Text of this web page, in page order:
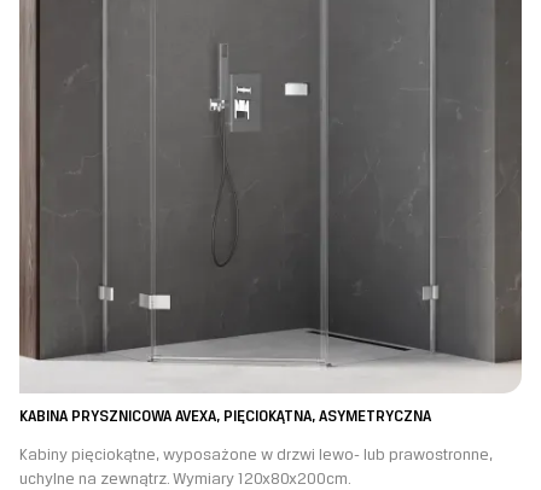
KABINA PRYSZNICOWA AVEXA, PIĘCIOKĄTNA, ASYMETRYCZNA
Kabiny pięciokątne, wyposażone w drzwi lewo- lub prawostronne,
uchylne na zewnątrz. Wymiary 120x80x200cm.